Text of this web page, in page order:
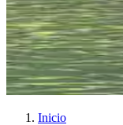
Inicio